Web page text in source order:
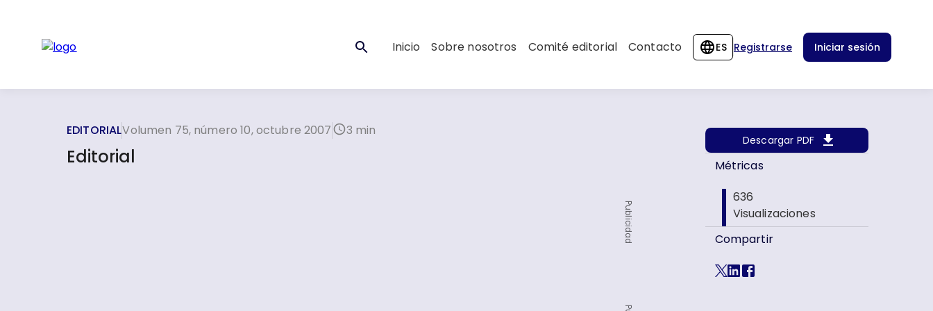
Inicio Sobre nosotros Comité editorial Contacto ES Registrarse Iniciar sesión
EDITORIALVolumen 75, número 10, octubre 2007 3 min
Editorial
Publicidad
Descargar PDF
Métricas
636
Visualizaciones
Compartir